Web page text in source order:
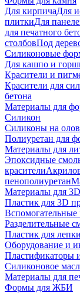
Для кирпичаДля
плиткиДля
для печатного
столбовПод
Силиконовые
Для кашпо и
Красители и
Красители для
бетона
Материалы для
Силикон
Силиконы на
Полиуретан для
Материалы для
Эпоксидные
красители
пенополиуретан
Материалы для
Пластик для 3D
Вспомогательные
Разделительные
Пластик для
Оборудование и
Пластификаторы
Силиконовое
Материалы для
Формы для ЖБИ